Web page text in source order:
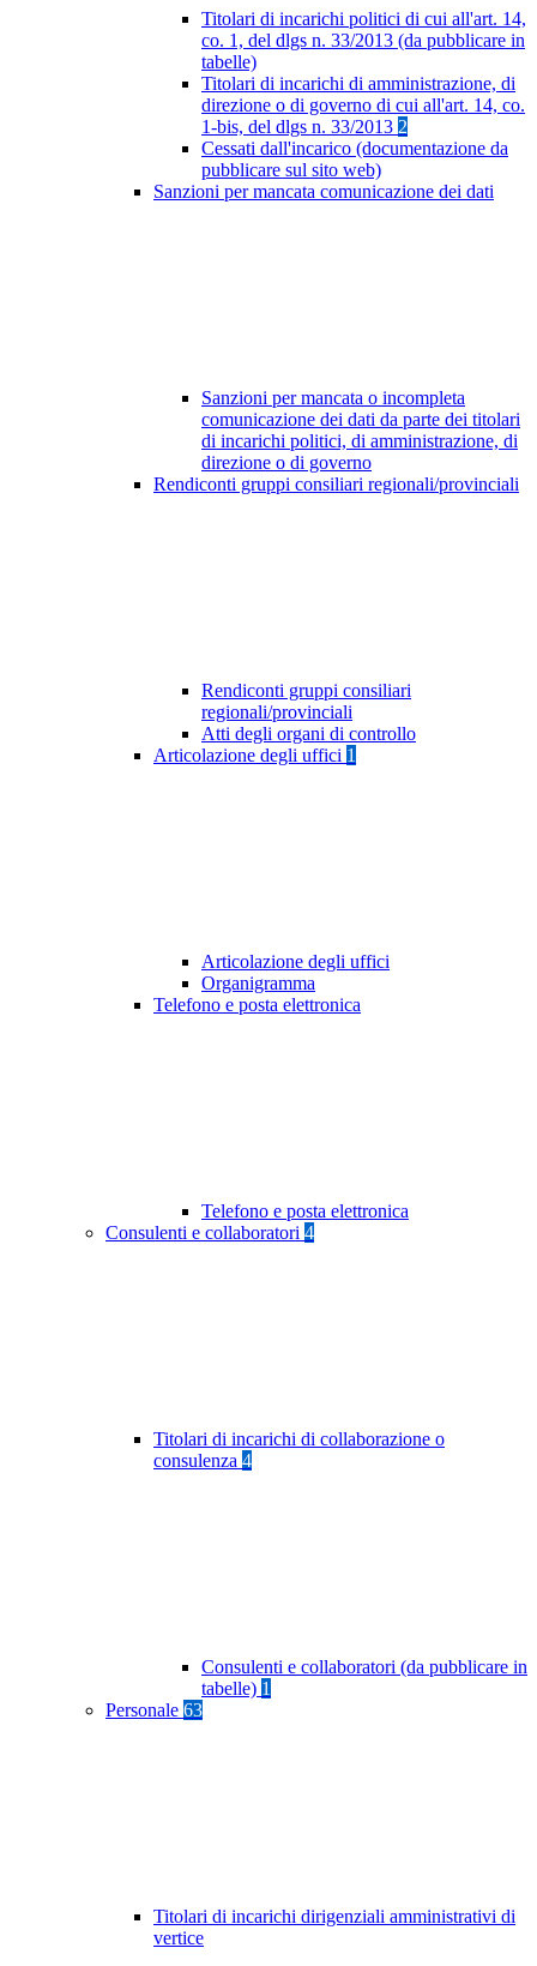
Titolari di incarichi politici di cui all'art. 14,
co. 1, del dlgs n. 33/2013 (da pubblicare in
tabelle)
Titolari di incarichi di amministrazione, di
direzione o di governo di cui all'art. 14, co.
1-bis, del dlgs n. 33/2013 2
Cessati dall'incarico (documentazione da
pubblicare sul sito web)
Sanzioni per mancata comunicazione dei dati
Sanzioni per mancata o incompleta
comunicazione dei dati da parte dei titolari
di incarichi politici, di amministrazione, di
direzione o di governo
Rendiconti gruppi consiliari regionali/provinciali
Rendiconti gruppi consiliari
regionali/provinciali
Atti degli organi di controllo
Articolazione degli uffici 1
Articolazione degli uffici
Organigramma
Telefono e posta elettronica
Telefono e posta elettronica
Consulenti e collaboratori 4
Titolari di incarichi di collaborazione o
consulenza 4
Consulenti e collaboratori (da pubblicare in
tabelle) 1
Personale 63
Titolari di incarichi dirigenziali amministrativi di
vertice